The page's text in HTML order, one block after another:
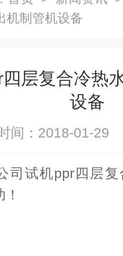
机制管机设备
层复合冷热
设备
间：2018-01-
试机ppr四层复